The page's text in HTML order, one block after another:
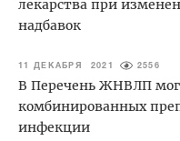
лекарства при
надбавок
11 ДЕКАБРЯ 2021 2556
В Перечень ЖНВЛП
комбинированных
инфекции